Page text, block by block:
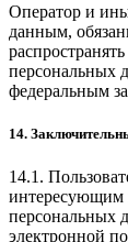
Оператор и
данным,
персональных
федеральным
14.
14.1.
интересующим
персональных
электронной